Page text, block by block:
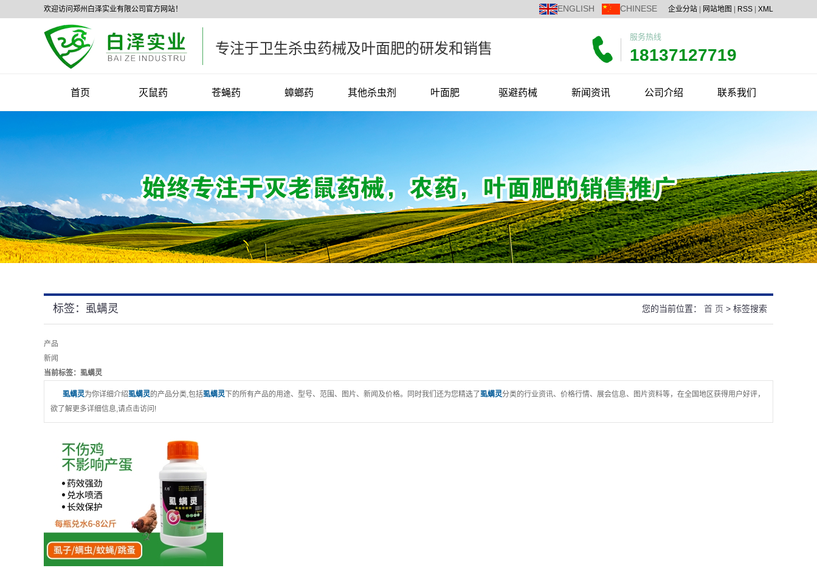
企业分站 网站地图 RSS XML
ENGLISH CHINESE
欢迎访问郑州白泽实业有限公司官方网站！
专注于卫生杀虫药械及叶面肥的研发和销售
服务热线
18137127719
首页 灭鼠药 苍蝇药 蟑螂药 其他杀虫剂 叶面肥 驱避药械 新闻资讯 公司介绍 联系我们
标签：虱螨灵 您的当前位置： 首 页 > 标签搜索
产品
新闻
当前标签： 虱螨灵
虱螨灵为你详细介绍虱螨灵的产品分类,包括虱螨灵 下的所有产品的用途、型号、范围、图片、新闻及价格。同时我们还为您精选了虱螨灵分类的行业资讯、价格行情、展会信息、图片资料等，在全国地区获得用户好评，
欲了解更多详细信息,请点击访问!